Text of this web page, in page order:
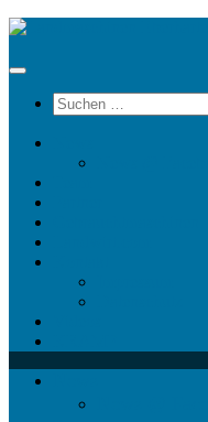
Unter
Inhalt
Suchen
nach: